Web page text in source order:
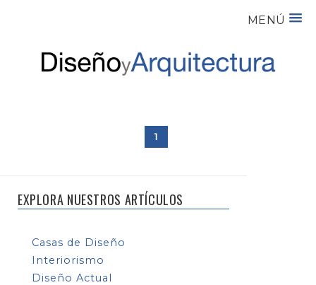
MENÚ
1
EXPLORA NUESTROS ARTÍCULOS
Casas de Diseño
Interiorismo
Diseño Actual